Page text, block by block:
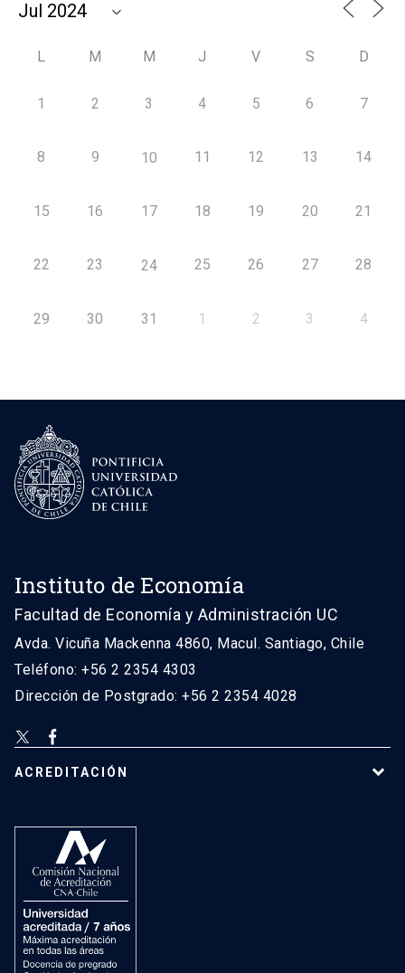
L M M J V S D
1 2 3 4 5 6 7
8 9 10 11 12 13 14
15 16 17 18 19 20 21
22 23 24 25 26 27 28
29 30 31 1 2 3 4
Instituto de Economía
Facultad de Economía y Administración UC
Avda. Vicuña Mackenna 4860, Macul. Santiago, Chile
Teléfono: +56 2 2354 4303
Dirección de Postgrado: +56 2 2354 4028
ACREDITACIÓN